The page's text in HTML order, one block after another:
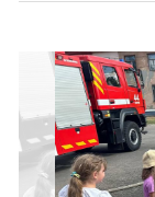
Захисників і